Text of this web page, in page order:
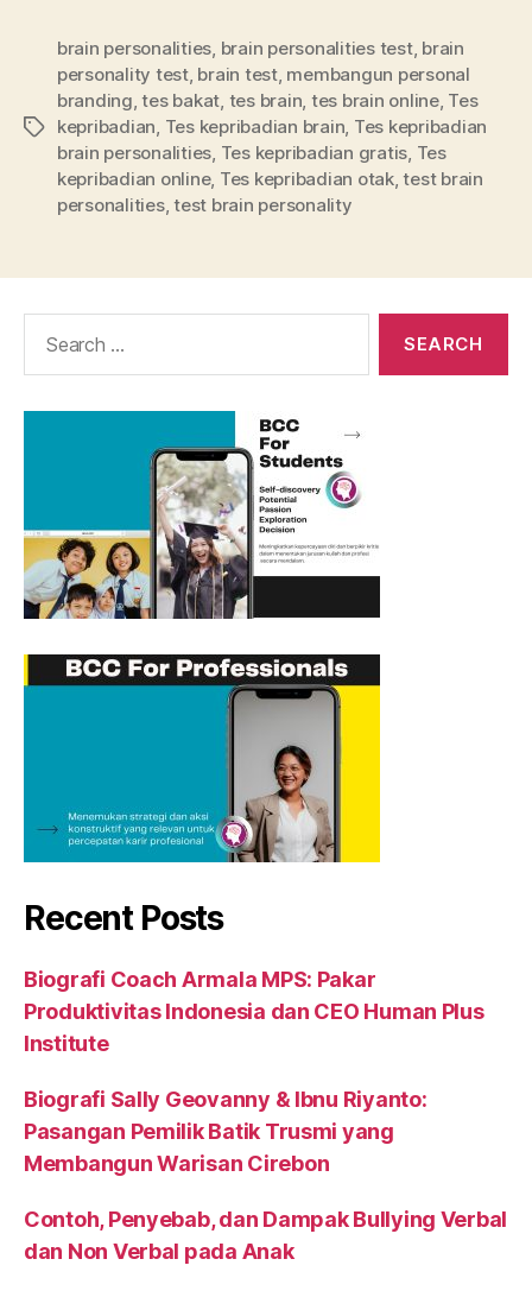
Tags
brain personalities, brain personalities test, brain
personality test, brain test, membangun personal
branding,tes bakat, tes brain, tes brain online, Tes
kepribadian, Tes kepribadian brain, Tes kepribadian
brain personalities, Tes kepribadian gratis, Tes
kepribadian online, Tes kepribadian otak,test brain
personalities,test brain personality
Recent Posts
Biografi Coach Armala MPS: Pakar
Produktivitas Indonesia dan CEO Human Plus
Institute
Biografi Sally Geovanny & Ibnu Riyanto:
Pasangan Pemilik Batik Trusmi yang
Membangun Warisan Cirebon
Contoh, Penyebab, dan Dampak Bullying Verbal
dan Non Verbal pada Anak